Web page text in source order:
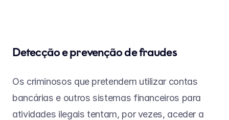
Detecção e prevenção de fraudes
Os criminosos que pretendem utilizar contas
bancárias e outros sistemas financeiros para
atividades ilegais tentam, por vezes, aceder a